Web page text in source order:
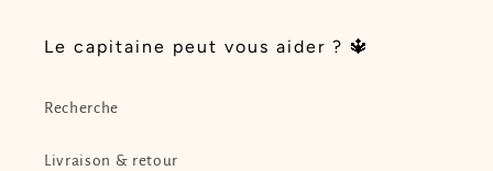
Le capitaine peut vous aider ? 🔱
Recherche
Livraison & retour